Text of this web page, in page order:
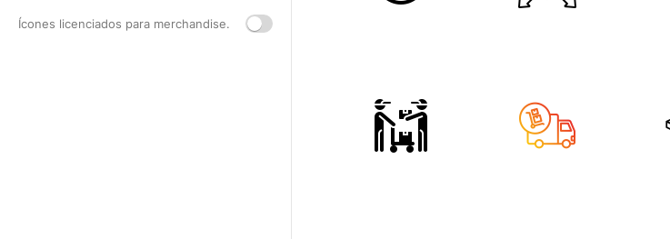
Ícones licenciados para merchandise.